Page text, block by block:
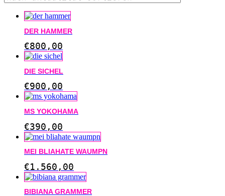
DER HAMMER
€800,00
DIE SICHEL
€900,00
MS YOKOHAMA
€390,00
MEI BLIAHATE WAUMPN
€1.560,00
BIBIANA GRAMMER